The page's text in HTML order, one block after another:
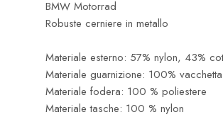
BMW Motorrad
Robuste cerniere in metallo
Materiale esterno: 57% nylon, 43%
Materiale guarnizione: 100% vacchetta
Materiale fodera: 100 % poliestere
Materiale tasche: 100 % nylon